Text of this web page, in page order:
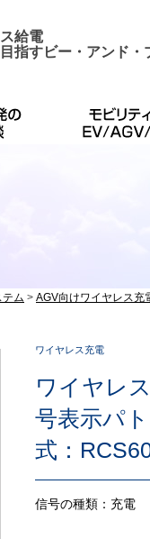
給電
指すビー・アンド・
ム > AGV向けワイヤレス充
ワイヤレス充電
ワイヤレ
号表示パ
式：
信号の種類：充電